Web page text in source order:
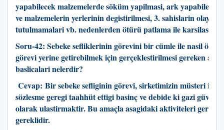
yapabilecek malzemelerde söküm yapilmasi, ark yapabilecek
ve malzemelerin yerlerinin degistirilmesi, 3. sahislarin olay
tutulmamalari vb. nedenlerden ötürü patlama ile
Soru-42: Sebeke sefliklerinin görevini bir cümle ile nasil
görevi yerine getirebilmek için gerçeklestirilmesi gereken
baslicalari nelerdir?
Cevap: Bir sebeke sefliginin görevi, sirketimizin müsteri ile
sözlesme geregi taahhüt ettigi basinç ve debide ki gazi güvenli
olarak ulastirmaktir. Bu amaçla asagidaki aktiviteleri
gereklidir.